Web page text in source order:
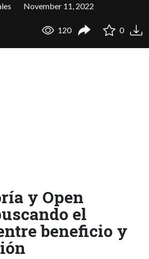
November 11, 2022
120 0
y Open
el
beneficio y